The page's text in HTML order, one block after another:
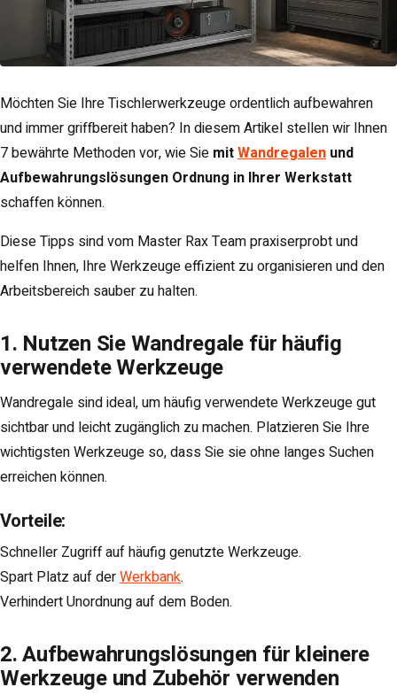
Möchten Sie Ihre Tischlerwerkzeuge ordentlich aufbewahren
und immer griffbereit haben? In diesem Artikel stellen wir Ihnen
7 bewährte Methoden vor, wie Sie mitWandregalen und
Aufbewahrungslösungen Ordnung in Ihrer Werkstatt
schaffen können.
Diese Tipps sind vom Master Rax Team praxiserprobt und
helfen Ihnen, Ihre Werkzeuge effizient zu organisieren und den
Arbeitsbereich sauber zu halten.
1. Nutzen Sie Wandregale für häufig
verwendete Werkzeuge
Wandregale sind ideal, um häufig verwendete Werkzeuge gut
sichtbar und leicht zugänglich zu machen. Platzieren Sie Ihre
wichtigsten Werkzeuge so, dass Sie sie ohne langes Suchen
erreichen können.
Vorteile:
Schneller Zugriff auf häufig genutzte Werkzeuge.
Spart Platz auf derWerkbank.
Verhindert Unordnung auf dem Boden.
2. Aufbewahrungslösungen für kleinere
Werkzeuge und Zubehör verwenden